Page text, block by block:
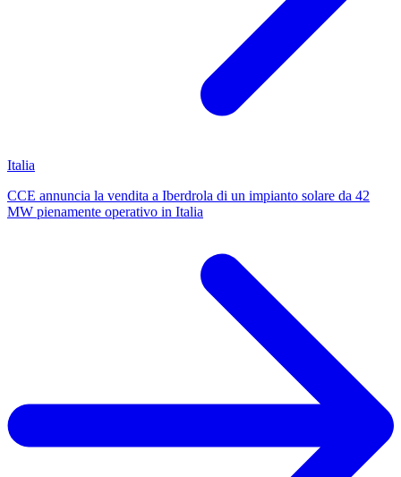
Italia
CCE annuncia la vendita a Iberdrola di un impianto solare da 42
MW pienamente operativo in Italia